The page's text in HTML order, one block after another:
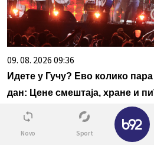
09. 08. 2026 09:36
Идете у Гучу? Ево колико
дан: Цене смештаја, хране и
Novo Sport
✕